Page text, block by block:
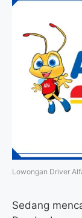
Lowongan Driver
Sedang